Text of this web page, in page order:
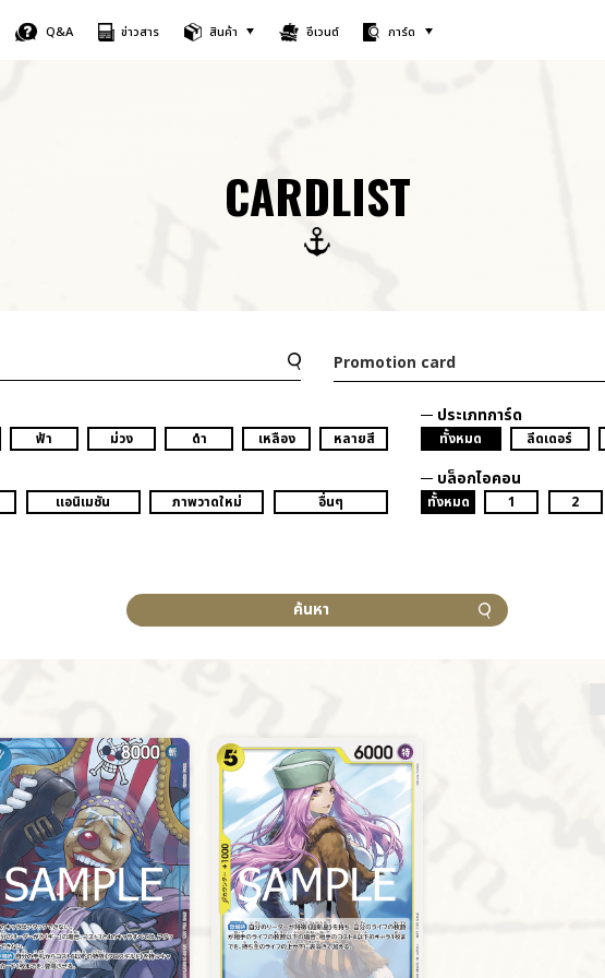
Q&A ข่าวสาร สินค้า อีเวนต์ การ์ด
CARDLIST
Promotion card
ฟ้า ม่วง ดำ เหลือง หลายสี
ประเภทการ์ด
ทั้งหมด ลีดเดอร์
แอนิเมชัน ภาพวาดใหม่ อื่นๆ
บล็อกไอคอน
ทั้งหมด 1 2
ค้นหา